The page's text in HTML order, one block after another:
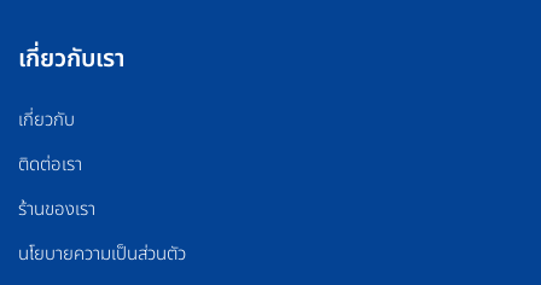
เกี่ยวกับเรา
เกี่ยวกับ
ติดต่อเรา
ร้านของเรา
นโยบายความเป็นส่วนตัว